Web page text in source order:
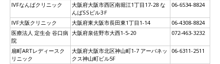
IVFなんばクリニック
大阪府大阪市西区南堀江1丁目17-28 な
んばSSビル3Ｆ
06-6534-8824
IVF大阪クリニック 大阪府東大阪市長田東1丁目1-14
06-4308-8824
医療法人 定生会 谷口病
院
大阪府泉佐野市大西1-5-20 072-463-3232
扇町ARTレディースク
リニック
大阪府大阪市北区神山町1-7 アーバネッ
クス神山町ビル5F
06-6311-2511